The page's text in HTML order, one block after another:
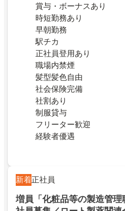
賞与・ボーナスあり
時短勤務あり
早朝勤務
駅チカ
正社員登用あり
職場内禁煙
髪型髪色自由
社会保険完備
社割あり
制服貸与
フリーター歓迎
経験者優遇
新着正社員
増員「化粧品等の製造管